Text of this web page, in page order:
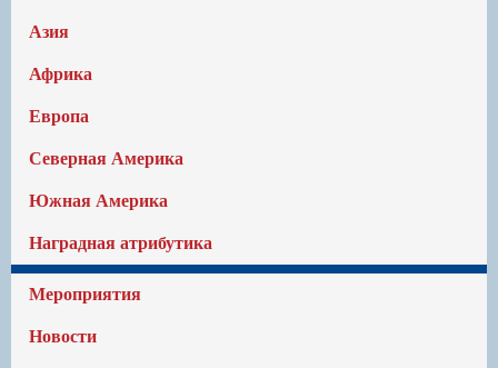
Азия
Африка
Европа
Северная Америка
Южная Америка
Наградная атрибутика
Мероприятия
Новости